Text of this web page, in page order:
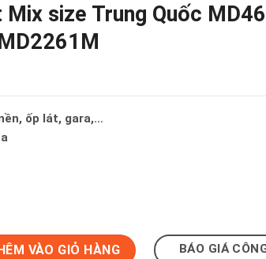
Mix size Trung Quốc
ốp lát, gara,…
Trung Quốc MD4661M-MD4461M-MD2261M
VÀO GIỎ HÀNG BÁO GIÁ